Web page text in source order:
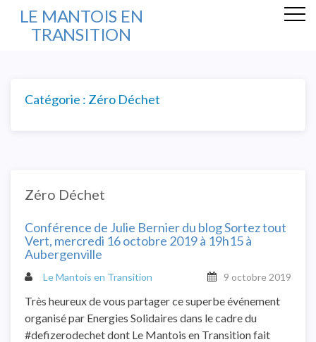
LE MANTOIS EN
TRANSITION
Catégorie : Zéro Déchet
Zéro Déchet
Conférence de Julie Bernier du blog Sortez tout
Vert, mercredi 16 octobre 2019 à 19h15 à
Aubergenville
Le Mantois en Transition 9 octobre 2019
Très heureux de vous partager ce superbe événement
organisé par Energies Solidaires dans le cadre du
#defizerodechet dont Le Mantois en Transition fait